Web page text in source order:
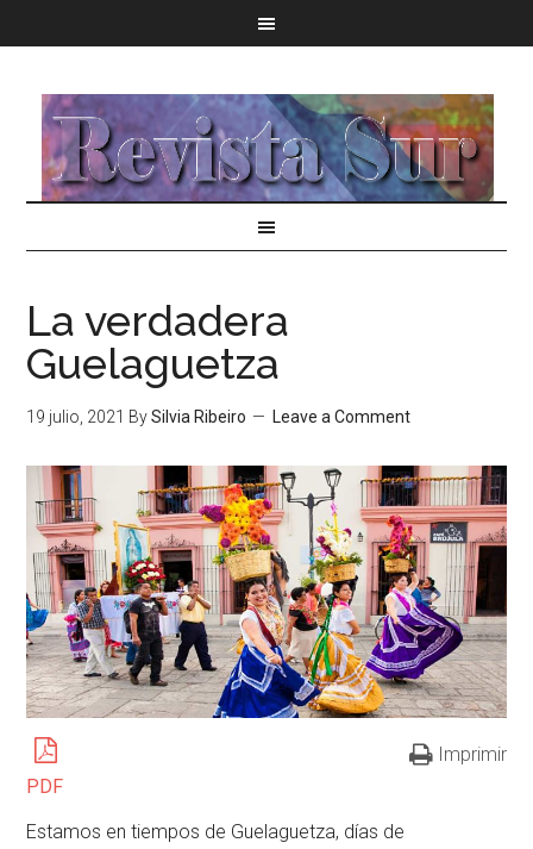
La verdadera
Guelaguetza
19 julio, 2021 BySilvia Ribeiro Leave a Comment
PDF
Imprimir
Estamos en tiempos de Guelaguetza, días de